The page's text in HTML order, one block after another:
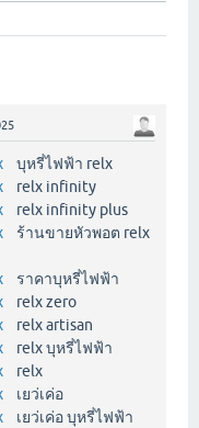
บุหรี่ไฟฟ้า relx
relx infinity
relx infinity plus
ร้านขายหัวพอต relx
ราคาบุหรี่ไฟฟ้า
relx zero
relx artisan
relx บุหรี่ไฟฟ้า
relx
เยว่เค่อ
เยว่เค่อ บุหรี่ไฟฟ้า